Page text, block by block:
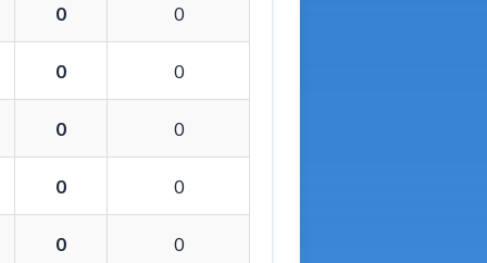
0 0
0 0
0 0
0 0
0 0